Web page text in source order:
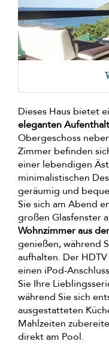
Dieses Haus bietet
eleganten Aufenthalt
Obergeschoss
Zimmer befinden
einer lebendigen
minimalistischen
geräumig und
Sie sich am Abend
großen Glasfenster
Wohnzimmer aus
genießen, während
aufhalten. Der
einen iPod-
Sie Ihre
während Sie sich
ausgestatteten
Mahlzeiten
direkt am Pool.